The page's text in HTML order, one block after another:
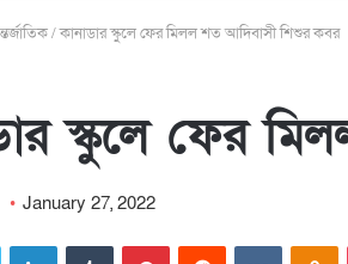
/কানাডার স্কুলে ফের মিলল শত আদিবাসী শিশুর কবর
স্কুলে ফের
January 27, 2022